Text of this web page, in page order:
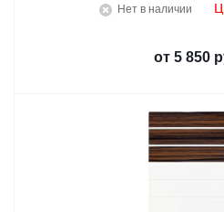
Нет в наличии
от 5 850